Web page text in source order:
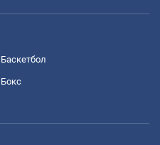
Баскетбол
Бокс